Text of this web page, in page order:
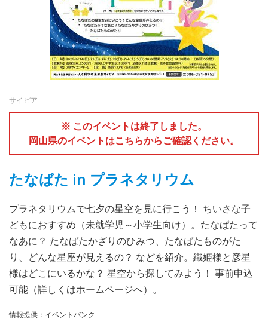
サイピア
※ このイベントは終了しました。
岡山県のイベントはこちらからご確認ください。
たなばた in プラネタリウム
プラネタリウムで七夕の星空を見に行こう！ ちいさな子
どもにおすすめ（未就学児～小学生向け）。たなばたって
なあに？ たなばたかざりのひみつ、たなばたものがた
り、どんな星座が見えるの？ などを紹介。織姫様と彦星
様はどこにいるかな？ 星空から探してみよう！ 事前申込
可能（詳しくはホームページへ）。
情報提供：イベントバンク